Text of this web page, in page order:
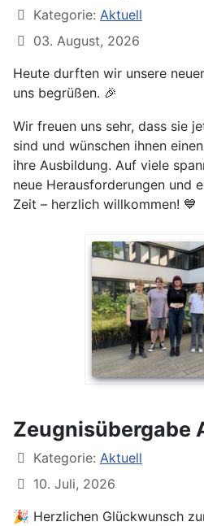
Kategorie: Aktuell
03. August, 2026
Heute durften wir unsere
uns begrüßen. 🎉
Wir freuen uns sehr, dass sie
sind und wünschen ihnen
ihre Ausbildung. Auf viele
neue Herausforderungen und
Zeit – herzlich willkommen! 💙
Zeugnisübergabe
Kategorie: Aktuell
10. Juli, 2026
🎉 Herzlichen Glückwunsch